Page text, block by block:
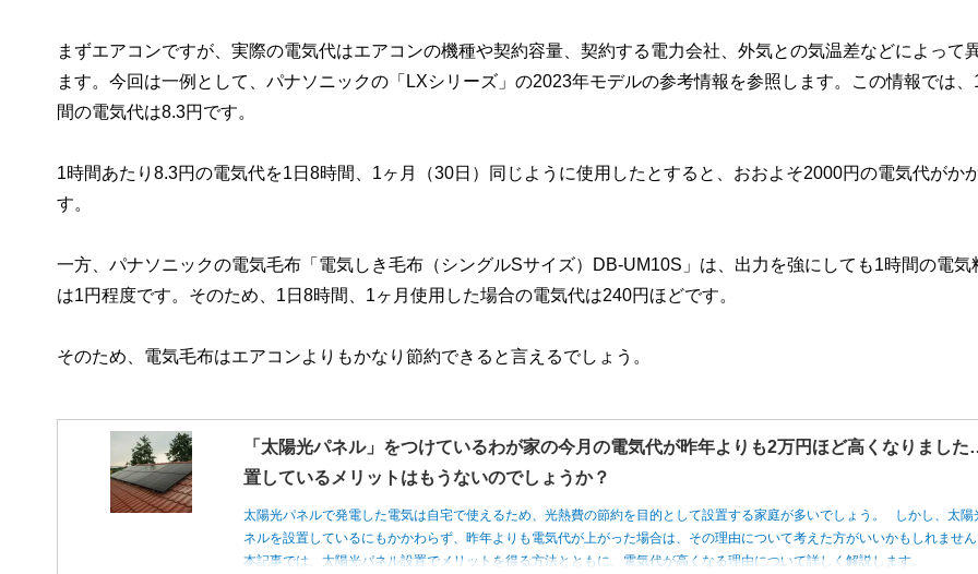
まずエアコンですが、実際の電気代はエアコンの機種や契約容量、契約する電力会社、外気との気温差などによって
ます。今回は一例として、パナソニックの「LXシリーズ」の2023年モデルの参考情報を参照します。この情報では、
間の電気代は8.3円です。
1時間あたり8.3円の電気代を1日8時間、1ヶ月（30日）同じように使用したとすると、おおよそ2000円の電気代がか
す。
一方、パナソニックの電気毛布「電気しき毛布（シングルSサイズ）DB-UM10S」は、出力を強にしても1時間の電気
は1円程度です。そのため、1日8時間、1ヶ月使用した場合の電気代は240円ほどです。
そのため、電気毛布はエアコンよりもかなり節約できると言えるでしょう。
「太陽光パネル」をつけているわが家の今月の電気代が昨年よりも2万円ほど高くなりまし
置しているメリットはもうないのでしょうか？
太陽光パネルで発電した電気は自宅で使えるため、光熱費の節約を目的として設置する家庭が多いでしょう。 しかし、太陽
ネルを設置しているにもかかわらず、昨年よりも電気代が上がった場合は、その理由について考えた方がいいかもしれませ
本記事では、太陽光パネル設置でメリットを得る方法とともに、電気代が高くなる理由について詳しく解説します。